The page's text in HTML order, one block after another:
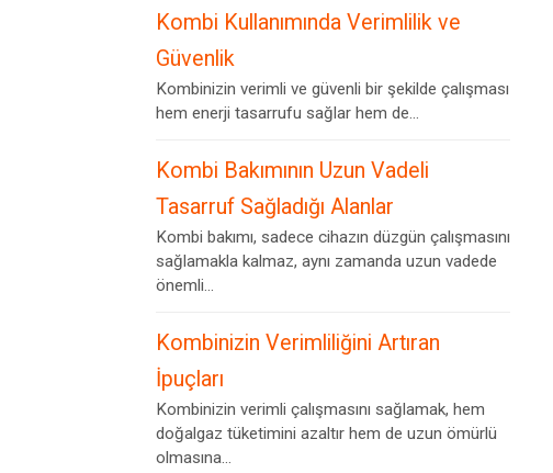
Kombi Kullanımında Verimlilik ve
Güvenlik
Kombinizin verimli ve güvenli bir şekilde çalışması
hem enerji tasarrufu sağlar hem de...
Kombi Bakımının Uzun Vadeli
Tasarruf Sağladığı Alanlar
Kombi bakımı, sadece cihazın düzgün çalışmasını
sağlamakla kalmaz, aynı zamanda uzun vadede
önemli...
Kombinizin Verimliliğini Artıran
İpuçları
Kombinizin verimli çalışmasını sağlamak, hem
doğalgaz tüketimini azaltır hem de uzun ömürlü
olmasına...